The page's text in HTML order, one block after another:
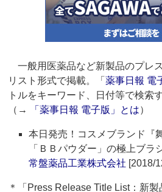
一般用医薬品など新製品のプレ
リスト形式で掲載。「薬事日報 電
トルをキーワード、日付等で検索
（→
「薬事日報 電子版」とは）
本日発売！コスメブランド『
「ＢＢパウダー」の極上ブラ
常盤薬品工業株式会社 [2018/
＊「Press Release Title List：新